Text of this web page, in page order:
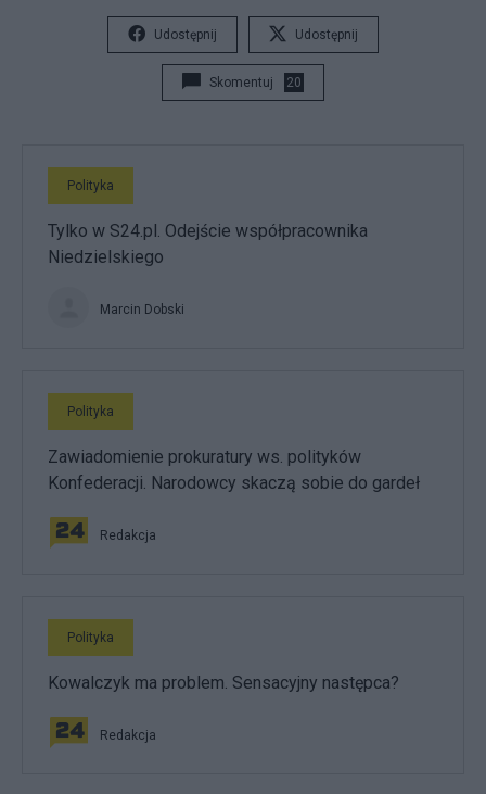
Udostępnij Udostępnij
Skomentuj 20
Polityka
Tylko w S24.pl. Odejście współpracownika
Niedzielskiego
Marcin Dobski
Polityka
Zawiadomienie prokuratury ws. polityków
Konfederacji. Narodowcy skaczą sobie do gardeł
Redakcja
Polityka
Kowalczyk ma problem. Sensacyjny następca?
Redakcja